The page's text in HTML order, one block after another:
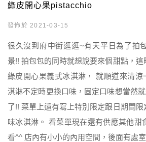
綠皮開心果pistacchio
發佈於 2021-03-15
很久沒到府中街逛逛~有天平日為了拍
景!! 拍包包的同時就想說要來個甜點，
綠皮開心果義式冰淇淋， 就順道來清涼
淇淋不定時更換口味，固定口味想當然
了!! 菜單上還有寫上特別限定跟日期間
味冰淇淋。 看菜單現在還有供應其他甜
看^^ 店內有小小的內用空間，後面有處